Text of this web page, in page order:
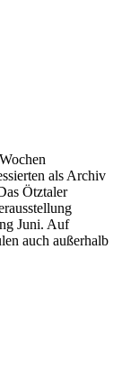
als Archiv
Ötztaler
Juni. Auf
auch außerhalb